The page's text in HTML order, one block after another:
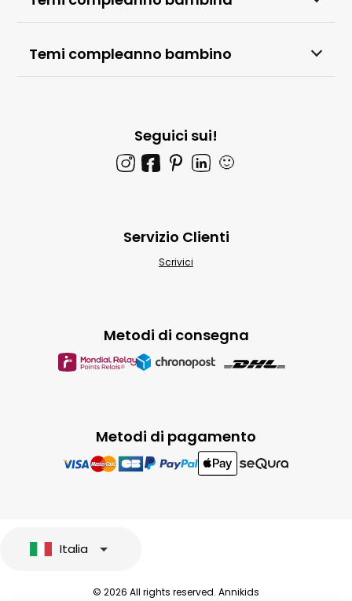
Temi compleanno bambino
Seguici sui!
🙂
Metodi di pagamento
Metodi di consegna
Servizio Clienti
Scrivici
Italia
© 2026 All rights reserved. Annikids